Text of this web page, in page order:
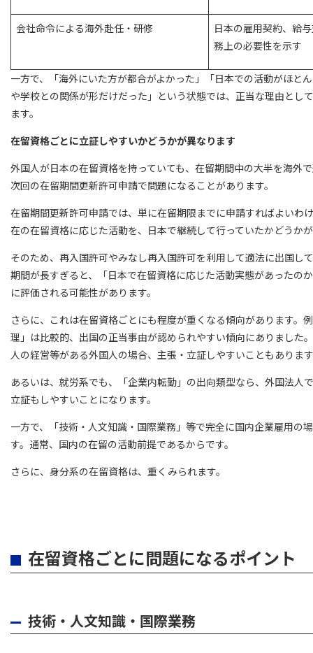
会社命令による海外赴任・研修
日本の雇用契約、給
務上の必要性を示す
一方で、「海外にいた方が都合がよかった」「日本での活動がほと
や学校との関係が形だけだった」という状態では、正当な理由とし
ます。
在留資格ごとに立証しやすいかどうかが異なります
外国人が日本の在留資格を持っていても、在留期間中の大半を海外
次回の在留期間更新許可申請で問題になることがあります。
在留期間更新許可申請では、単に在留期限までに申請すればよいわ
在の在留資格に応じた活動を、日本で継続して行っていたかどうか
そのため、再入国許可やみなし再入国許可を利用して適法に出国し
期間が長すぎると、「日本で在留資格に応じた活動実態があったの
に評価される可能性があります。
さらに、これは在留資格ごとにも程度が重くなる傾向があります。
理」は比較的、出国の正当事由が認められやすい傾向にありました
人の経営等がある外国人の場合、主張・立証しやすいこともありま
あるいは、就労系でも、「企業内転勤」の出向類型なら、外国法人
立証もしやすいことになります。
一方で、「技術・人文知識・国際業務」等で完全に国内企業雇用の
す。通常、国内の在留の活動前提であるからです。
さらに、身分系の在留資格は、重くみられます。
在留資格ごとに問題になるポイント
技術・人文知識・国際業務